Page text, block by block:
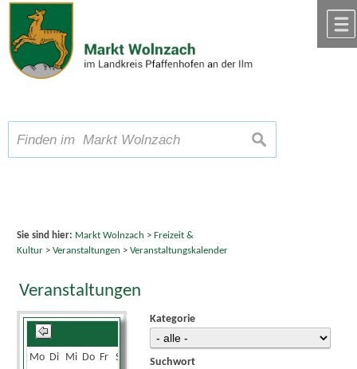
Zum Inhalt,zur Navigation
Schriftgröße A A A suchen
Sie sind hier: Markt Wolnzach > Freizeit &
Kultur> Veranstaltungen > Veranstaltungskalender
Veranstaltungen
Mo Di Mi Do Fr Sa
Kategorie
Suchwort